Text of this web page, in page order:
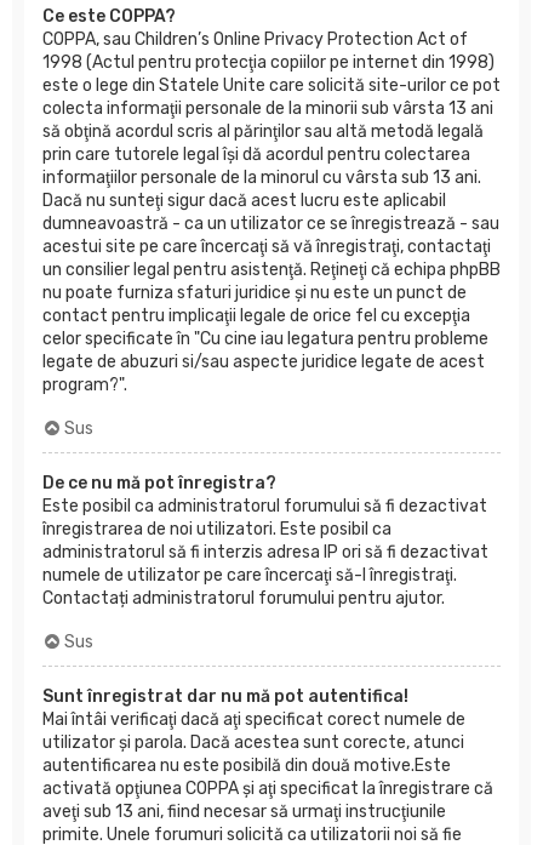
Ce este COPPA?
COPPA, sau Children’s Online Privacy Protection Act of
1998 (Actul pentru protecţia copiilor pe internet din 1998)
este o lege din Statele Unite care solicită site-urilor ce pot
colecta informaţii personale de la minorii sub vârsta 13 ani
să obţină acordul scris al părinţilor sau altă metodă legală
prin care tutorele legal îşi dă acordul pentru colectarea
informaţiilor personale de la minorul cu vârsta sub 13 ani.
Dacă nu sunteţi sigur dacă acest lucru este aplicabil
dumneavoastră - ca un utilizator ce se înregistrează - sau
acestui site pe care încercaţi să vă înregistraţi, contactaţi
un consilier legal pentru asistenţă. Reţineţi că echipa phpBB
nu poate furniza sfaturi juridice şi nu este un punct de
contact pentru implicaţii legale de orice fel cu excepţia
celor specificate în "Cu cine iau legatura pentru probleme
legate de abuzuri si/sau aspecte juridice legate de acest
program?".
Sus
De ce nu mă pot înregistra?
Este posibil ca administratorul forumului să fi dezactivat
înregistrarea de noi utilizatori. Este posibil ca
administratorul să fi interzis adresa IP ori să fi dezactivat
numele de utilizator pe care încercaţi să-l înregistraţi.
Contactați administratorul forumului pentru ajutor.
Sus
Sunt înregistrat dar nu mă pot autentifica!
Mai întâi verificaţi dacă aţi specificat corect numele de
utilizator şi parola. Dacă acestea sunt corecte, atunci
autentificarea nu este posibilă din două motive.Este
activată opţiunea COPPA şi aţi specificat la înregistrare că
aveţi sub 13 ani, fiind necesar să urmaţi instrucţiunile
primite. Unele forumuri solicită ca utilizatorii noi să fie